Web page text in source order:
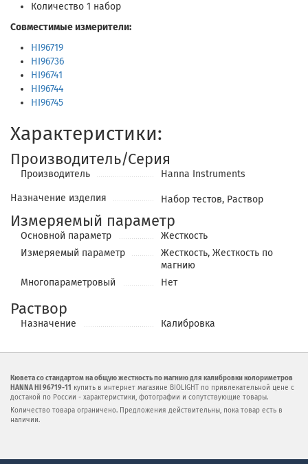
Количество 1 набор
Совместимые измерители:
HI96719
HI96736
HI96741
HI96744
HI96745
Характеристики:
Производитель/Серия
Производитель Hanna Instruments
Назначение изделия Набор тестов, Раствор
Измеряемый параметр
Основной параметр
Жесткость
Измеряемый параметр
Жесткость, Жесткость по
магнию
Многопараметровый
Нет
Раствор
Назначение Калибровка
Кювета со стандартом на общую жесткость по магнию для калибровки колориметров
HANNA HI 96719-11 купить в интернет магазине BIOLIGHT по привлекательной цене с
достакой по России - характеристики, фотографии и сопутствующие товары.
Количество товара ограничено. Предложения действительны, пока товар есть в
наличии.